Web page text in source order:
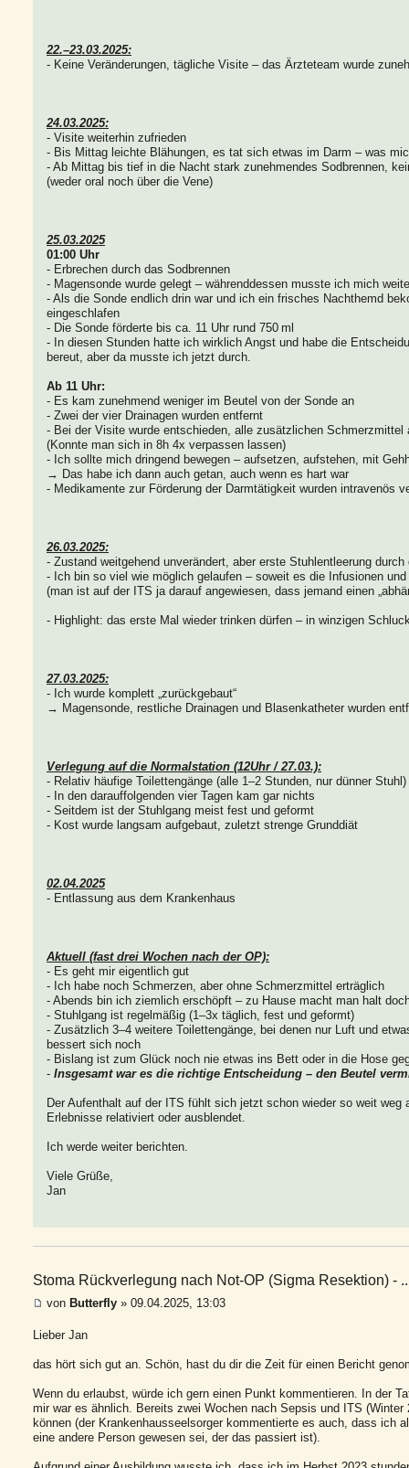
22.–23.03.2025:
- Keine Veränderungen, tägliche Visite – das Ärzteteam wurde
24.03.2025:
- Visite weiterhin zufrieden
- Bis Mittag leichte Blähungen, es tat sich etwas im Darm – was
- Ab Mittag bis tief in die Nacht stark zunehmendes Sodbrennen,
(weder oral noch über die Vene)
25.03.2025
01:00 Uhr
- Erbrechen durch das Sodbrennen
- Magensonde wurde gelegt – währenddessen musste ich mich
- Als die Sonde endlich drin war und ich ein frisches Nachthemd
eingeschlafen
- Die Sonde förderte bis ca. 11 Uhr rund 750 ml
- In diesen Stunden hatte ich wirklich Angst und habe die
bereut, aber da musste ich jetzt durch.
Ab 11 Uhr:
- Es kam zunehmend weniger im Beutel von der Sonde an
- Zwei der vier Drainagen wurden entfernt
- Bei der Visite wurde entschieden, alle zusätzlichen Schmerzmittel
(Konnte man sich in 8h 4x verpassen lassen)
- Ich sollte mich dringend bewegen – aufsetzen, aufstehen, mit
→ Das habe ich dann auch getan, auch wenn es hart war
- Medikamente zur Förderung der Darmtätigkeit wurden intravenös
26.03.2025:
- Zustand weitgehend unverändert, aber erste Stuhlentleerung
- Ich bin so viel wie möglich gelaufen – soweit es die Infusionen
(man ist auf der ITS ja darauf angewiesen, dass jemand einen
- Highlight: das erste Mal wieder trinken dürfen – in winzigen
27.03.2025:
- Ich wurde komplett „zurückgebaut“
→ Magensonde, restliche Drainagen und Blasenkatheter wurden
Verlegung auf die Normalstation (12Uhr / 27.03.):
- Relativ häufige Toilettengänge (alle 1–2 Stunden, nur dünner
- In den darauffolgenden vier Tagen kam gar nichts
- Seitdem ist der Stuhlgang meist fest und geformt
- Kost wurde langsam aufgebaut, zuletzt strenge Grunddiät
02.04.2025
- Entlassung aus dem Krankenhaus
Aktuell (fast drei Wochen nach der OP):
- Es geht mir eigentlich gut
- Ich habe noch Schmerzen, aber ohne Schmerzmittel erträglich
- Abends bin ich ziemlich erschöpft – zu Hause macht man halt
- Stuhlgang ist regelmäßig (1–3x täglich, fest und geformt)
- Zusätzlich 3–4 weitere Toilettengänge, bei denen nur Luft und
bessert sich noch
- Bislang ist zum Glück noch nie etwas ins Bett oder in die Hose
- Insgesamt war es die richtige Entscheidung – den Beutel
Der Aufenthalt auf der ITS fühlt sich jetzt schon wieder so weit
Erlebnisse relativiert oder ausblendet.
Ich werde weiter berichten.
Viele Grüße,
Jan
Stoma Rückverlegung nach Not-OP (Sigma Resektion) -
von Butterfly » 09.04.2025, 13:03
Lieber Jan
das hört sich gut an. Schön, hast du dir die Zeit für einen Bericht
Wenn du erlaubst, würde ich gern einen Punkt kommentieren. In der
mir war es ähnlich. Bereits zwei Wochen nach Sepsis und ITS
können (der Krankenhausseelsorger kommentierte es auch, dass ich
eine andere Person gewesen sei, der das passiert ist).